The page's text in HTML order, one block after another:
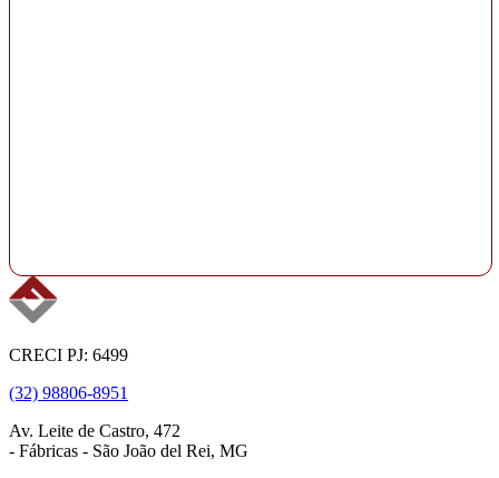
CRECI PJ: 6499
(32) 98806-8951
Av. Leite de Castro, 472
- Fábricas - São João del Rei, MG